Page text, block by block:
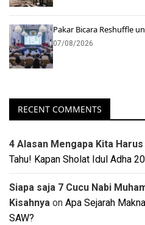
Pakar Bicara Reshuffle
07/08/2026
RECENT COMMENTS
4 Alasan Mengapa Kita
Tahu! Kapan Sholat Idul Adha
Siapa saja 7 Cucu Nabi
Kisahnya on Apa Sejarah
SAW?